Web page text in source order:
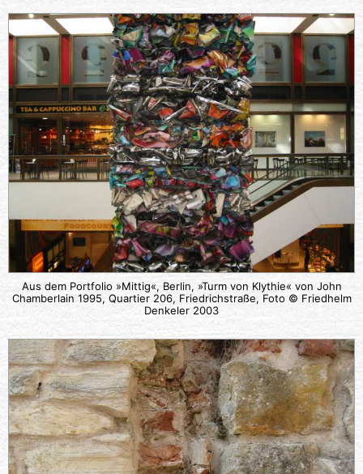
Aus dem Portfolio »Mittig«, Berlin, »Turm von Klythie« von John
Chamberlain 1995, Quartier 206, Friedrichstraße, Foto © Friedhelm
Denkeler 2003